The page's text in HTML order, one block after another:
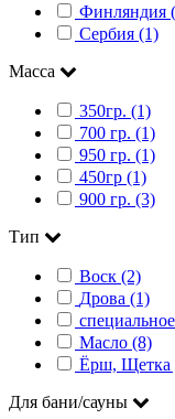
Финляндия
Сербия (1)
Масса
350гр. (1)
700 гр. (1)
950 гр. (1)
450гр (1)
900 гр. (3)
Тип
Воск (2)
Дрова (1)
Масло (8)
Ёрш, Щетка
Для бани/сауны